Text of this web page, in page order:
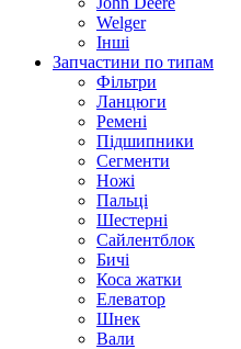
Welger
Інші
Запчастини по типам
Фільтри
Ланцюги
Ремені
Підшипники
Сегменти
Ножі
Пальці
Шестерні
Сайлентблок
Бичі
Коса жатки
Елеватор
Шнек
Вали